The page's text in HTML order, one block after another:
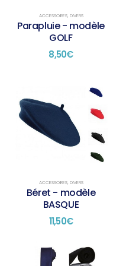
ACCESSOIRES, DIVERS
Parapluie - modèle
GOLF
8,50€
ACCESSOIRES, DIVERS
Béret - modèle
BASQUE
11,50€